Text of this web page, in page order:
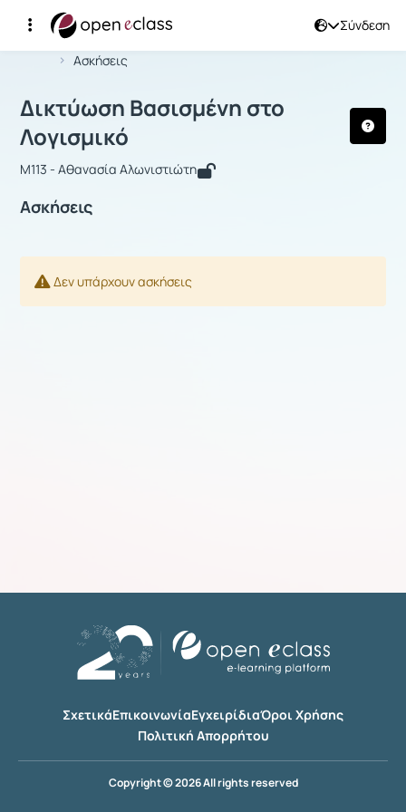
Σύνδεση
Αρχική Σελίδα
Ασκήσεις
Μάθημα : Δικτύωση Βασισμένη στο
Δικτύωση Βασισμένη στο
Λογισμικό
M113 - Αθανασία Αλωνιστιώτη
Ασκήσεις
Δεν υπάρχουν ασκήσεις
ΣχετικάΕπικοινωνίαΕγχειρίδιαΌροι Χρήσης
Πολιτική Απορρήτου
Copyright © 2026 All rights reserved